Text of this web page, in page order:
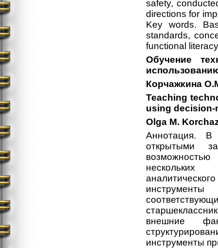
safety,
directions for
Key words.
standards,
functional literacy
Обучение
Корчажкина
Teaching
using
Olga M.
Аннотация. В
открытыми
нескольких
внешние
инструменты